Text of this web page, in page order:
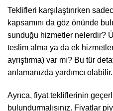
Teklifleri karşılaştırırken
kapsamını da göz önünde
sunduğu hizmetler nelerdir?
teslim alma ya da ek
ayrıştırma) var mı? Bu tür
anlamanızda yardımcı olabilir.
Ayrıca, fiyat tekliflerinin
bulundurmalısınız. Fiyatlar